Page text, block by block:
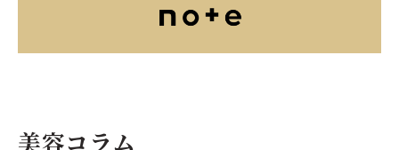
美容コラム